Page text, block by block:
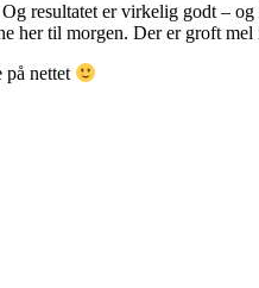
resultatet er virkelig godt –
her til morgen. Der er groft
på nettet